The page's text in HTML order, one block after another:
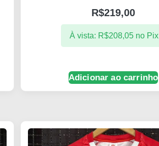
R$219,00
À vista: R$208,05 no Pix
Adicionar ao carrinho